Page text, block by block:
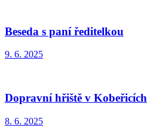
Beseda s paní ředitelkou
9. 6. 2025
Dopravní hřiště v Kobeřicích
8. 6. 2025